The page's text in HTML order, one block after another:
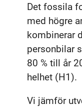
Det fossila
med högre
kombinerar
personbilar
80 % till år
helhet (H1).
Vi jämför